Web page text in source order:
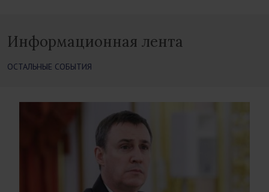
Информационная лента
ОСТАЛЬНЫЕ СОБЫТИЯ